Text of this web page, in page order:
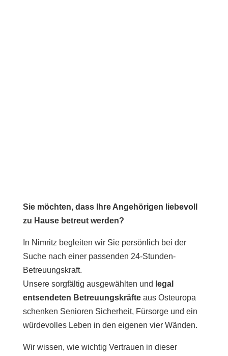
Sie möchten, dass Ihre Angehörigen liebevoll
zu Hause betreut werden?
In Nimritz begleiten wir Sie persönlich bei der
Suche nach einer passenden 24-Stunden-
Betreuungskraft.
Unsere sorgfältig ausgewählten und legal
entsendeten Betreuungskräfteaus Osteuropa
schenken Senioren Sicherheit, Fürsorge und ein
würdevolles Leben in den eigenen vier Wänden.
Wir wissen, wie wichtig Vertrauen in dieser